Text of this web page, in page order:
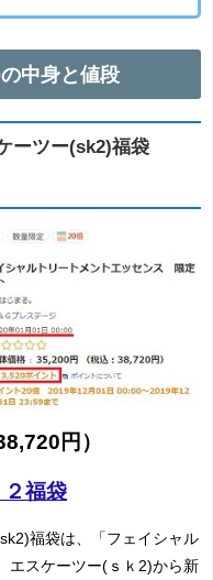
中身と値段
ーツー(sk2)福袋
円 ）
福袋
福袋は、「フェイシャル
エスケーツー(ｓｋ2)から新